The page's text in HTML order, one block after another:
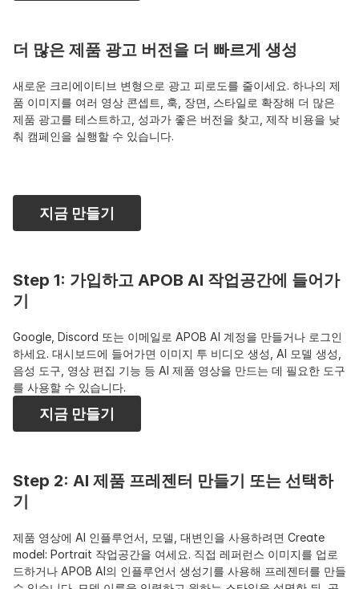
더 많은 제품 광고 버전을 더 빠르게 생성
새로운 크리에이티브 변형으로 광고 피로도를 줄이세요. 하나의 제
품 이미지를 여러 영상 콘셉트, 훅, 장면, 스타일로 확장해 더 많은
제품 광고를 테스트하고, 성과가 좋은 버전을 찾고, 제작 비용을 낮
춰 캠페인을 실행할 수 있습니다.
지금 만들기
Step 1: 가입하고 APOB AI 작업공간에 들어가
기
Google, Discord 또는 이메일로 APOB AI 계정을 만들거나 로그인
하세요. 대시보드에 들어가면 이미지 투 비디오 생성, AI 모델 생성,
음성 도구, 영상 편집 기능 등 AI 제품 영상을 만드는 데 필요한 도구
를 사용할 수 있습니다.
지금 만들기
Step 2: AI 제품 프레젠터 만들기 또는 선택하
기
제품 영상에 AI 인플루언서, 모델, 대변인을 사용하려면 Create
model: Portrait 작업공간을 여세요. 직접 레퍼런스 이미지를 업로
드하거나 APOB AI의 인플루언서 생성기를 사용해 프레젠터를 만들